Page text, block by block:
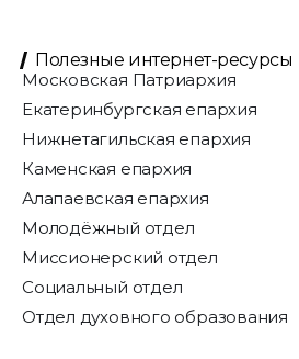
Полезные интернет-ресурсы
Московская Патриархия
Екатеринбургская епархия
Нижнетагильская епархия
Каменская епархия
Алапаевская епархия
Молодёжный отдел
Миссионерский отдел
Социальный отдел
Отдел духовного образования